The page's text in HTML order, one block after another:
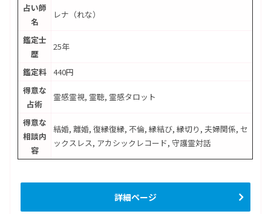
占い師
名
レナ（れな）
鑑定士
歴
25年
鑑定料
440円
得意な
占術
霊感霊視, 霊聴, 霊感タロット
得意な
相談内
容
結婚, 離婚, 復縁復縁, 不倫, 縁結び, 縁切り, 夫婦関係, セ
ックスレス, アカシックレコード, 守護霊対話
詳細ページ